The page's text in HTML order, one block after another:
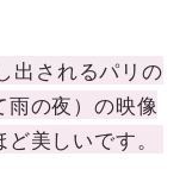
出されるパリの
の夜）の映像
美しいです。